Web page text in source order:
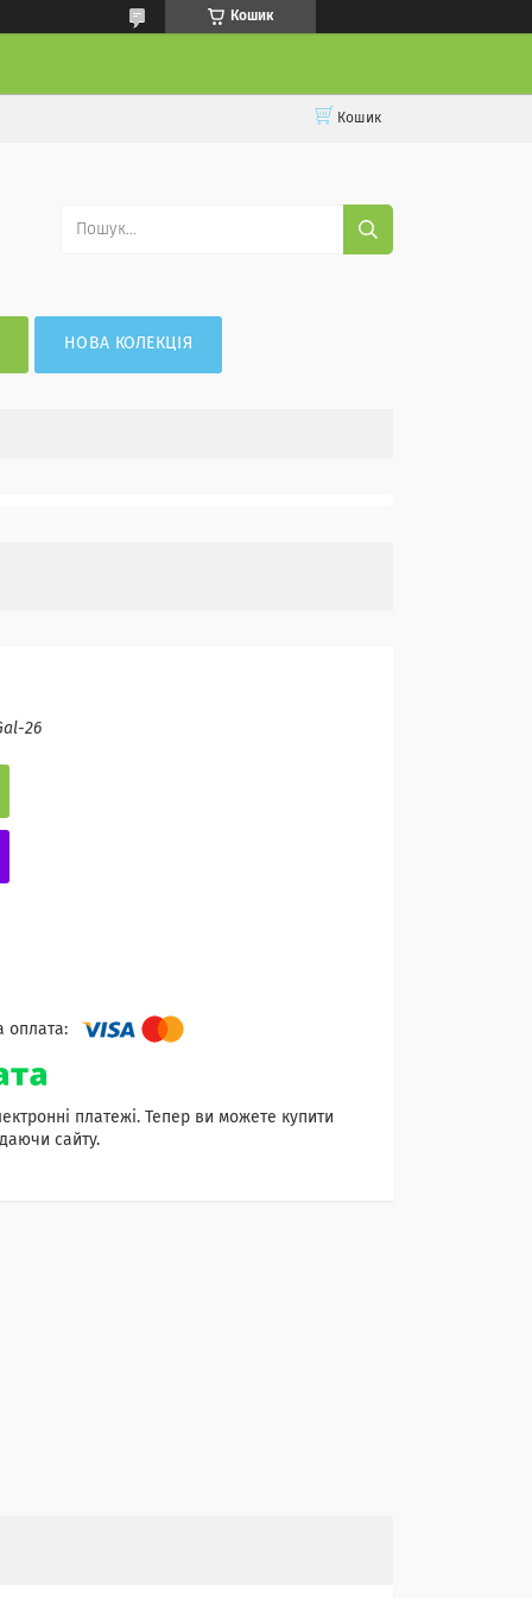
Кошик
Кошик
НОВА КОЛЕКЦІЯ
26
платежі. Тепер ви можете купити
сайту.